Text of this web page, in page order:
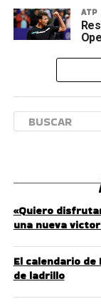
ATP
«Quiero
una nueva
El calendario de
de ladrillo